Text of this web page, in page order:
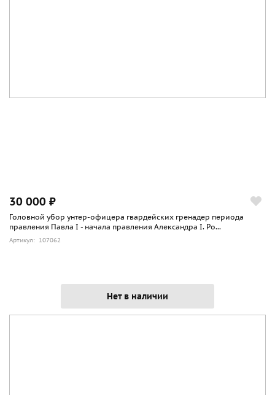
30 000 ₽
Головной убор унтер-офицера гвардейских гренадер периода
правления Павла I - начала правления Александра I. Ро...
Артикул: 107062
Нет в наличии